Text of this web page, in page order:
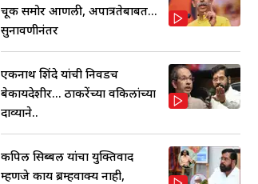
चूक समोर आणली, अपात्रतेबाबत...
सुनावणीनंतर
एकनाथ शिंदे यांची निवडच
बेकायदेशीर... ठाकरेंच्या वकिलांच्या
दाव्याने..
कपिल सिब्बल यांचा युक्तिवाद
म्हणजे काय ब्रम्हवाक्य नाही,